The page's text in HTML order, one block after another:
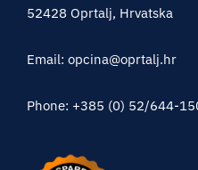
52428 Oprtalj, Hrvatska
Email: opcina@oprtalj.hr
Phone: +385 (0) 52/644-